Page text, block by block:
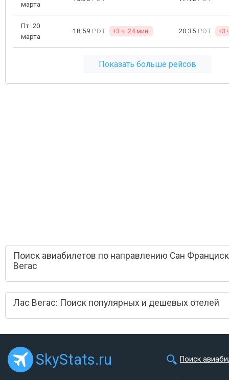
марта
Пт. 20
марта
18:59 PDT +3 ч. 24 мин. 20:35 PDT +3
Показать больше рейсов
Поиск авиабилетов по направлению Сан
Вегас
Лас Вегас: Поиск популярных и дешевых отелей
SkyStats.ru Поиск